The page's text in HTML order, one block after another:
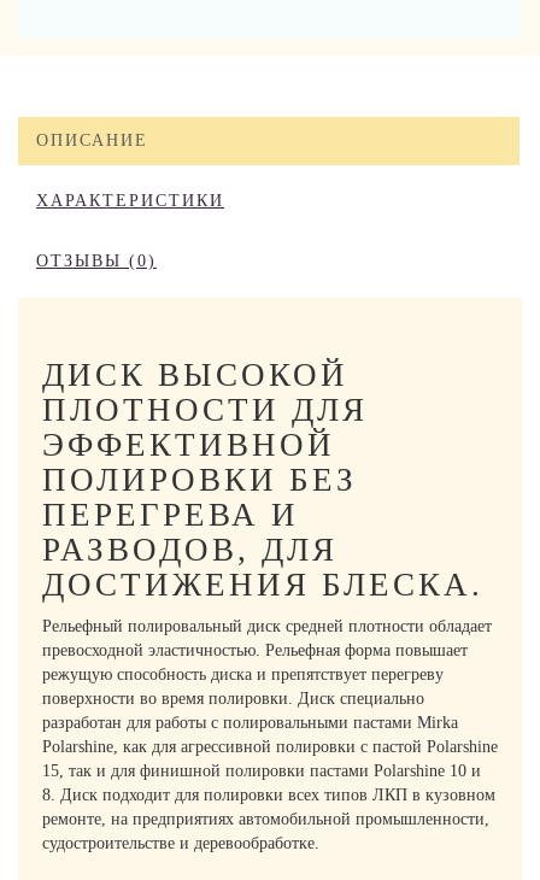
ОПИСАНИЕ
ХАРАКТЕРИСТИКИ
ОТЗЫВЫ (0)
ДИСК ВЫСОКОЙ
ПЛОТНОСТИ ДЛЯ
ЭФФЕКТИВНОЙ
ПОЛИРОВКИ БЕЗ
ПЕРЕГРЕВА И
РАЗВОДОВ, ДЛЯ
ДОСТИЖЕНИЯ БЛЕСКА.
Рельефный полировальный диск средней плотности обладает
превосходной эластичностью. Рельефная форма повышает
режущую способность диска и препятствует перегреву
поверхности во время полировки. Диск специально
разработан для работы с полировальными пастами Mirka
Polarshine, как для агрессивной полировки с пастой Polarshine
15, так и для финишной полировки пастами Polarshine 10 и
8. Диск подходит для полировки всех типов ЛКП в кузовном
ремонте, на предприятиях автомобильной промышленности,
судостроительстве и деревообработке.